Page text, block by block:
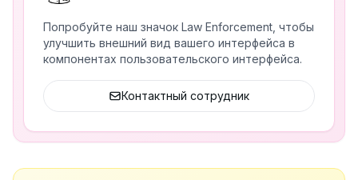
Попробуйте наш значок Law Enforcement, чтобы
улучшить внешний вид вашего интерфейса в
компонентах пользовательского интерфейса.
Контактный сотрудник